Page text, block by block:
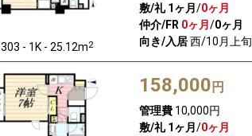
303 - 1K - 25.12m2
敷/礼 1ヶ月/0ヶ月
仲介/FR 0ヶ月/0ヶ月
向き/入居西/10月上旬
158,000 円
管理費10,000円
敷/礼 1ヶ月/0ヶ月